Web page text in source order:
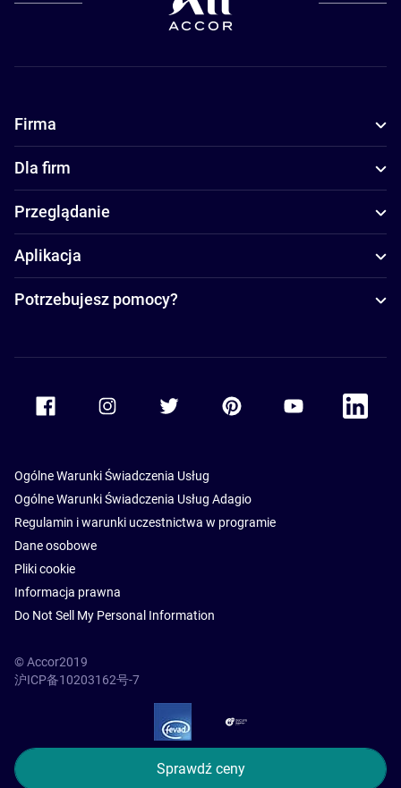
Sprawdź ceny
Firma
Dla firm
Przeglądanie
Aplikacja
Potrzebujesz pomocy?
Accor Facebook Accor TwitterAccor PinterestAccor Youtube
Accor
Ogólne Warunki Świadczenia Usług
Ogólne Warunki Świadczenia Usług Adagio
Regulamin i warunki uczestnictwa w programie
Dane osobowe
Pliki cookie
Informacja prawna
Do Not Sell My Personal Information
© Accor2019
沪ICP备10203162号-7